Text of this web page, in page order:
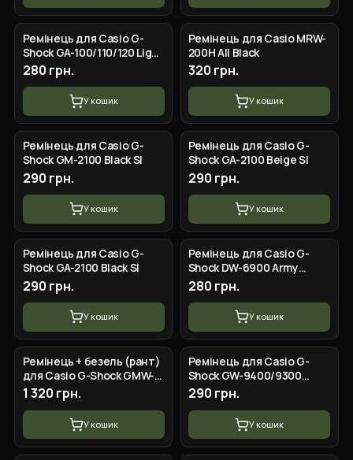
Ремінець для Casio G-
Shock GA-100/110/120 Light
Green-Glossy GD
280 грн.
У кошик
Ремінець для Casio MRW-
200H All Black
320 грн.
У кошик
Ремінець для Casio G-
Shock GM-2100 Black SI
290 грн.
У кошик
Ремінець для Casio G-
Shock GA-2100 Beige SI
290 грн.
У кошик
Ремінець для Casio G-
Shock GA-2100 Black SI
290 грн.
У кошик
Ремінець для Casio G-
Shock DW-6900 Army
Green SI
280 грн.
У кошик
Ремінець + безель (рант)
для Casio G-Shock GMW-
B5000 Transp Silver SI
1 320 грн.
У кошик
Ремінець для Casio G-
Shock GW-9400/9300
Camo Orange SI
290 грн.
У кошик